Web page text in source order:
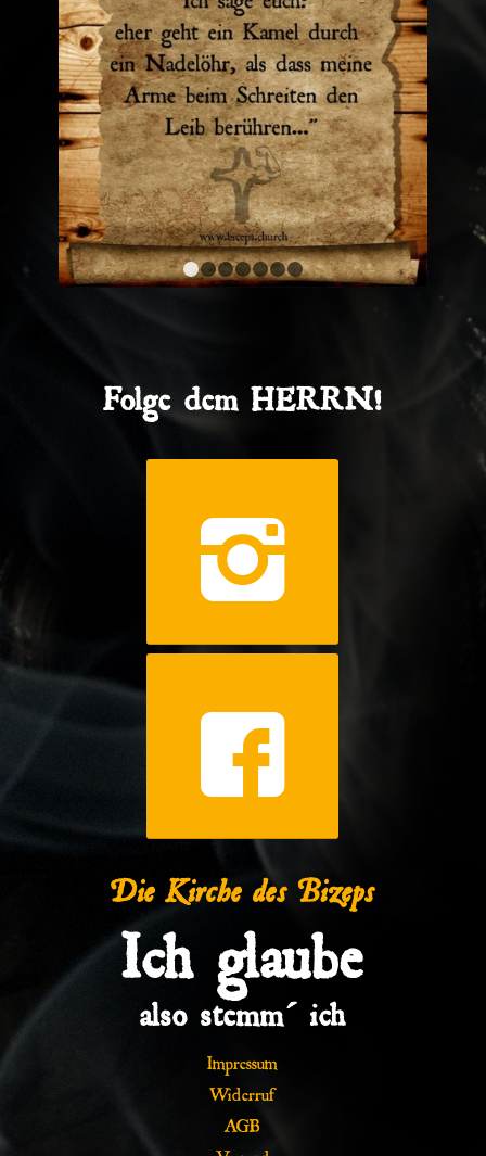
2 3 4 5 6 7
Folge dem HERRN!
Die Kirche des Bizeps
Ich glaube
also stemm´ ich
Impressum
Widerruf
AGB
Versand